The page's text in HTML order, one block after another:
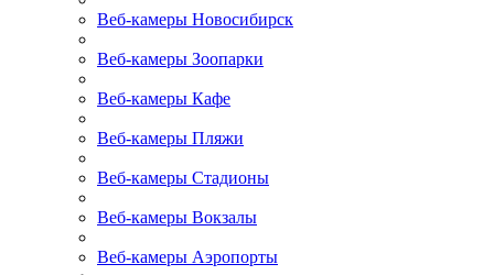
Веб-камеры Новосибирск
Веб-камеры Зоопарки
Веб-камеры Кафе
Веб-камеры Пляжи
Веб-камеры Стадионы
Веб-камеры Вокзалы
Веб-камеры Аэропорты